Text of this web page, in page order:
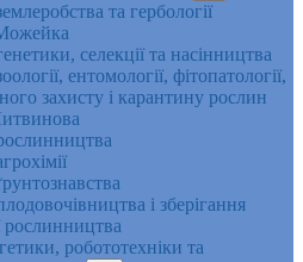
та гербології
селекції та насінництва
ентомології, фітопатології,
захисту і карантину рослин
і зберігання
рослинництва
робототехніки та